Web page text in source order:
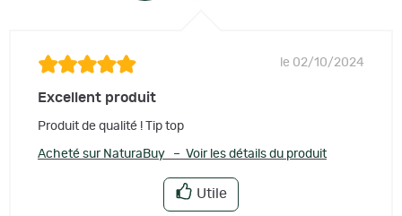
le 02/10/2024
Excellent produit
Produit de qualité ! Tip top
Acheté sur NaturaBuy – Voir les détails du produit
Utile